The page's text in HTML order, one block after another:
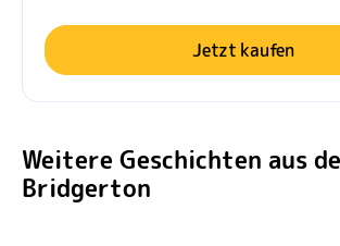
Jetzt kaufen
Weitere Geschichten aus
Bridgerton